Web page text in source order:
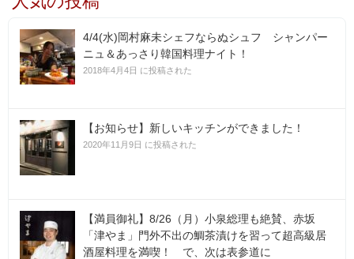
4/4(水)岡村麻未シェフならぬシュフ シャンパー
ニュ＆あっさり韓国料理ナイト！
2018年4月4日 に投稿された
【お知らせ】新しいキッチンができました！
2020年11月9日 に投稿された
【満員御礼】8/26（月）小泉総理も絶賛、赤坂
「津やま」門外不出の鯛茶漬けを習って超高級居
酒屋料理を満喫！ で、次は表参道に